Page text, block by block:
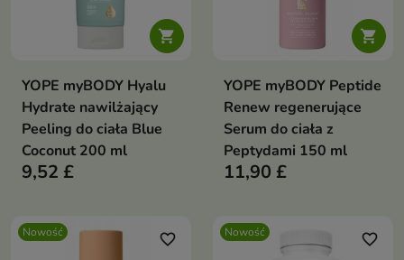

YOPE myBODY Hyalu
Hydrate nawilżający
Peeling do ciała Blue
Coconut 200 ml
9,52 £

YOPE myBODY Peptide
Renew regenerujące
Serum do ciała z
Peptydami 150 ml
11,90 £
Nowość favorite_border Nowość favorite_border